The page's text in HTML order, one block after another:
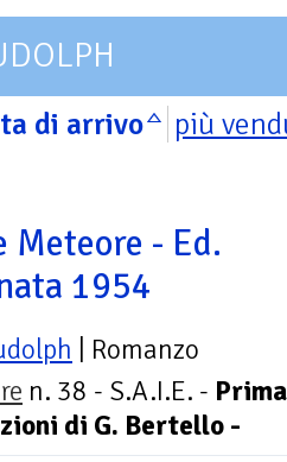
di arrivo più
Meteore - Ed.
1954
| Romanzo
n. 38 - S.A.I.E. - Prima
di G. Bertello -